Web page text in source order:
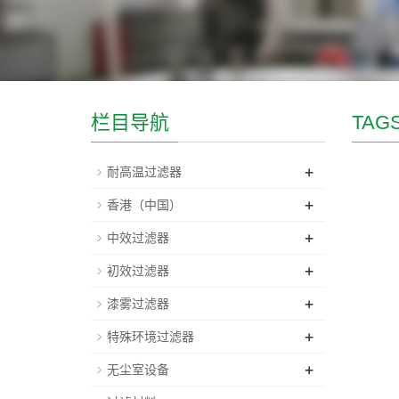
栏目导航
耐高温过滤器 +
香港（中国） +
中效过滤器 +
初效过滤器 +
漆雾过滤器 +
特殊环境过滤器 +
无尘室设备 +